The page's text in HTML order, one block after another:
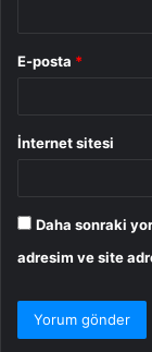
E-posta *
İnternet sitesi
Daha sonraki
adresim ve site